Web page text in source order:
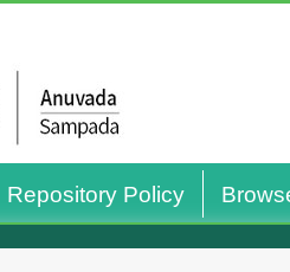
Repository Policy